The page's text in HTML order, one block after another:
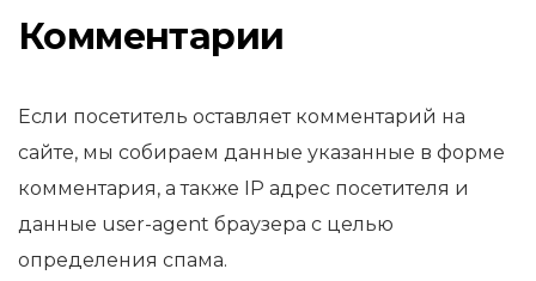
Комментарии
Если посетитель оставляет комментарий на
сайте, мы собираем данные указанные в форме
комментария, а также IP адрес посетителя и
данные user-agent браузера с целью
определения спама.